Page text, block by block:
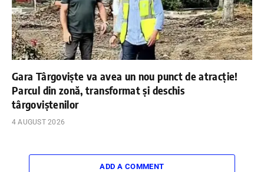
Gara Târgoviște va avea un nou punct de atracție!
Parcul din zonă, transformat și deschis
târgoviștenilor
4 AUGUST 2026
ADD A COMMENT